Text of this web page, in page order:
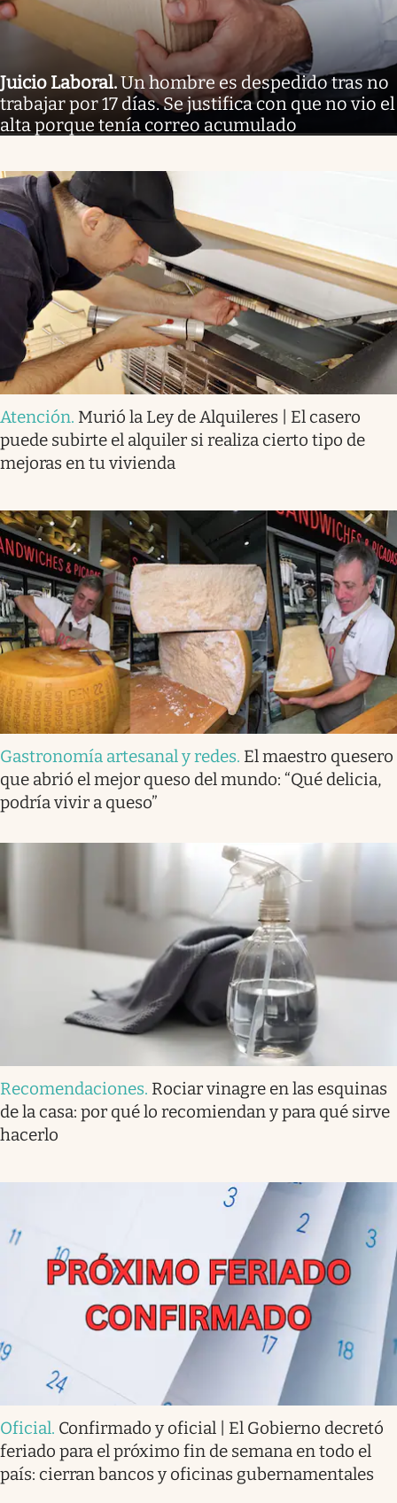
Juicio Laboral.Un hombre es despedido tras no
trabajar por 17 días. Se justifica con que no vio el
alta porque tenía correo acumulado
Atención. Murió la Ley de Alquileres | El casero
puede subirte el alquiler si realiza cierto tipo de
mejoras en tu vivienda
Gastronomía artesanal y redes. El maestro quesero
que abrió el mejor queso del mundo: “Qué delicia,
podría vivir a queso”
Recomendaciones. Rociar vinagre en las esquinas
de la casa: por qué lo recomiendan y para qué sirve
hacerlo
Oficial. Confirmado y oficial | El Gobierno decretó
feriado para el próximo fin de semana en todo el
país: cierran bancos y oficinas gubernamentales